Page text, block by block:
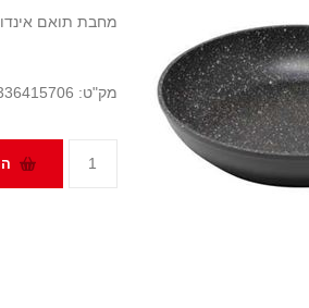
מחבת תואם אינדוקציה בקוטר 24 ס"מ
מק"ט: